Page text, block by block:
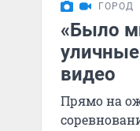
ГОРОД
«Было
видео
Прямо на